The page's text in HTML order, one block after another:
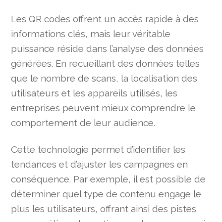
Les QR codes offrent un accès rapide à des
informations clés, mais leur véritable
puissance réside dans l’analyse des données
générées. En recueillant des données telles
que le nombre de scans, la localisation des
utilisateurs et les appareils utilisés, les
entreprises peuvent mieux comprendre le
comportement de leur audience.
Cette technologie permet d’identifier les
tendances et d’ajuster les campagnes en
conséquence. Par exemple, il est possible de
déterminer quel type de contenu engage le
plus les utilisateurs, offrant ainsi des pistes